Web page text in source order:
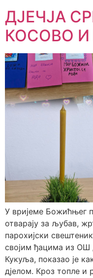
ДЈЕЧЈА
КОСОВО И
У вријеме Божићњег
отварају за љубав,
парохијски
својим ђацима из ОШ
Кукуља, показао је
дјелом. Кроз топле и